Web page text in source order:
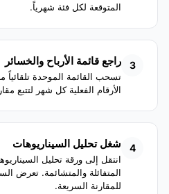
المتوقعة لكل فئة شهرياً.
3 راجع قائمة الأرباح والخسائر
تسحب القائمة الموحدة تلقائياً
الأرقام الفعلية كل شهر لتتبع
4 شغل تحليل السيناريوهات
انتقل إلى ورقة تحليل
المتفائلة والمتشائمة. تعرض
للمقارنة السريعة.